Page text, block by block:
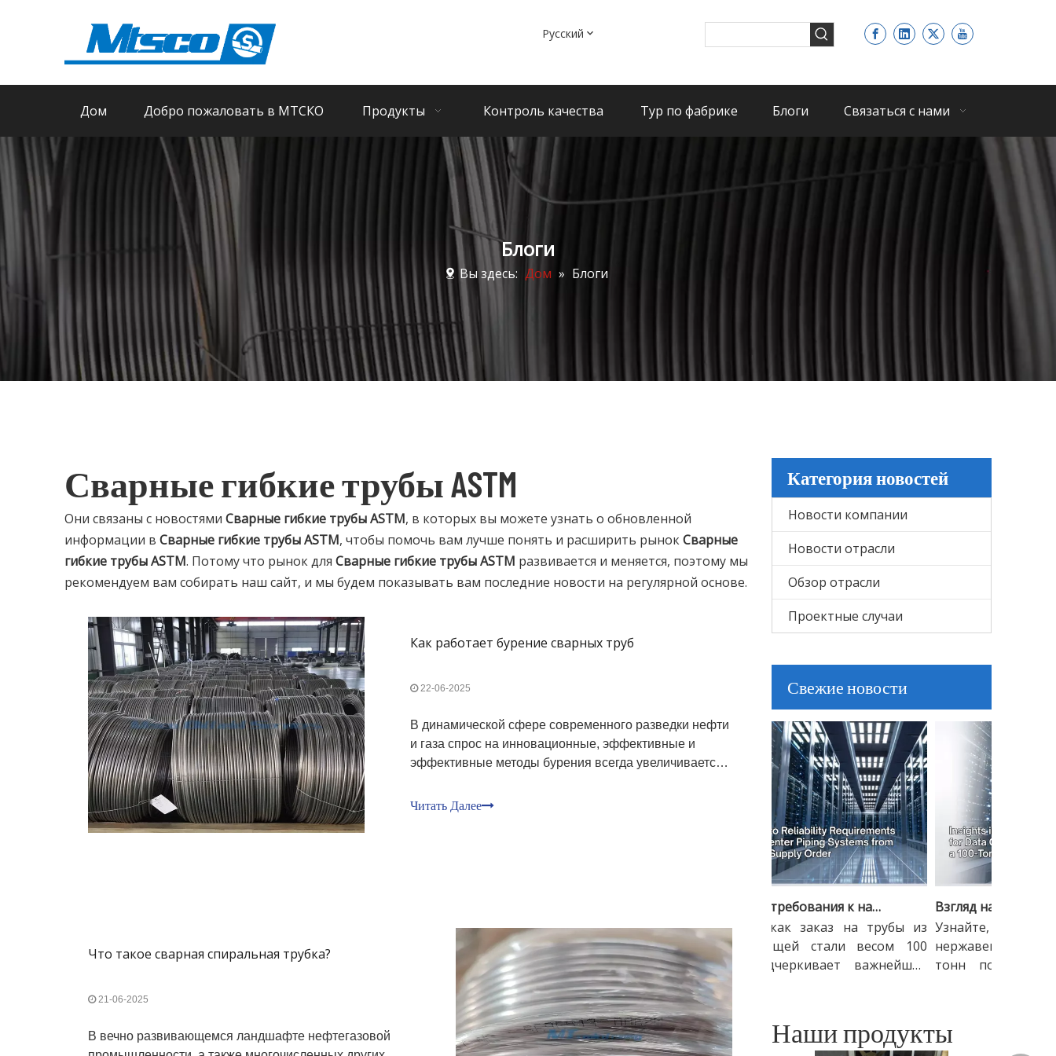
Pусский
Дом Добро пожаловать в МТСКО Продукты Контроль качества Тур по фабрике Блоги Связаться с нами
Блоги
Вы здесь: Дом » Блоги
Сварные гибкие трубы ASTM
Они связаны с новостями Сварные гибкие трубы ASTM, в которых вы можете узнать о обновленной
информации в Сварные гибкие трубы ASTM, чтобы помочь вам лучше понять и расширить рынокСварные
гибкие трубы ASTM. Потому что рынок для Сварные гибкие трубы ASTM развивается и меняется, поэтому мы
рекомендуем вам собирать наш сайт, и мы будем показывать вам последние новости на регулярной основе.
Как работает бурение сварных труб
22-06-2025
В динамической сфере современного разведки нефти
и газа спрос на инновационные, эффективные и
эффективные методы бурения всегда увеличивается.
преобразующим решением, революционным
Читать Далее
Что такое сварная спиральная трубка?
21-06-2025
В вечно развивающемся ландшафте нефтегазовой
Категория новостей
Новости компании
Новости отрасли
Обзор отрасли
Проектные случаи
Свежие новости
Узнайте, как заказ на трубы из
нержавеющей стали весом 100
тонн подчеркивает важнейшие
требования к ...
Взгляд на требования к надежности трубопроводных систем центров обработки данных на основе заказа на поставку весом 100 тонн
Узнайте, как заказ на трубы из
нержавеющей стали весом 100
тонн подчеркивает важнейшие
требования к ...
Узнайте, как
нержавеющей
тонн
Наши продукты